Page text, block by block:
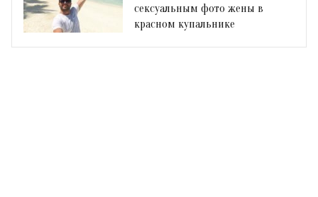
сексуальным фото жены в
красном купальнике